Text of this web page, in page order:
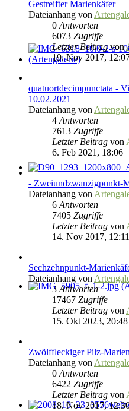
Gestreifter Marienkäfer
Dateianhang von
0 Antworten
6073 Zugriffe
Letzter Beitragvon
19. Nov 2017,
quatuortdecimpunctata -
10.02.2021
Dateianhang von
4 Antworten
7613 Zugriffe
Letzter Beitrag von
6. Feb 2021, 18:06
- Zweiundzwanzigpunkt-
Dateianhang von
6 Antworten
7405 Zugriffe
Letzter Beitrag von
14. Nov 2017, 12:11
Sechzehnpunkt-
Dateianhang von
3Antworten
17467 Zugriffe
Letzter Beitrag von
15. Okt 2023, 20:48
Zwölffleckiger Pilz-
Dateianhang von
0 Antworten
6422 Zugriffe
Letzter Beitrag von
18. Nov 2017,